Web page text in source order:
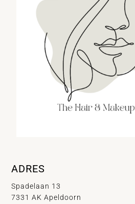
ADRES
Spadelaan 13
7331 AK Apeldoorn